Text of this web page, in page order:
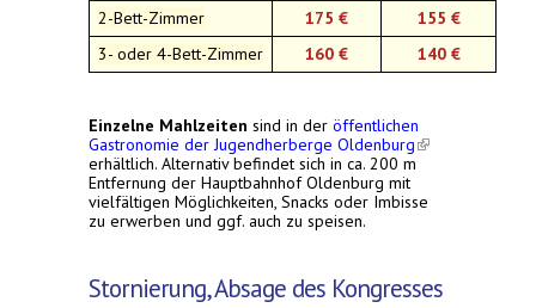
2-Bett-Zimmer
175 €
155 €
3- oder 4-Bett-Zimmer
160 € 140 €
Einzelne Mahlzeiten sind in der öffentlichen
Gastronomie der Jugendherberge Oldenburg(link is
erhältlich. Alternativ befindet sich in ca. 200 m
Entfernung der Hauptbahnhof Oldenburg mit
vielfältigen Möglichkeiten, Snacks oder Imbisse
zu erwerben und ggf. auch zu speisen.
Stornierung, Absage des Kongresses